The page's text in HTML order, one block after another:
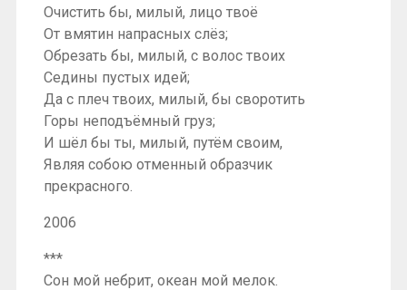
Очистить бы, милый, лицо твоё
От вмятин напрасных слёз;
Обрезать бы, милый, с волос твоих
Седины пустых идей;
Да с плеч твоих, милый, бы своротить
Горы неподъёмный груз;
И шёл бы ты, милый, путём своим,
Являя собою отменный образчик
прекрасного.
2006
***
Сон мой небрит, океан мой мелок.